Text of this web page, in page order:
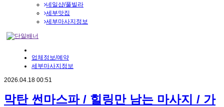
네일샵/풀빌라
세부맛집
세부마사지정보
업체정보/예약
세부마사지정보
2026.04.18 00:51
막탄 썬마스파 / 힐링만 남는 마사지 / 가